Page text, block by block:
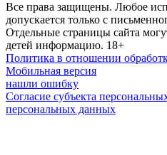
Все права защищены. Любое
допускается только с
Отдельные страницы сайта
детей информацию. 18+
Политика в отношении
Мобильная версия
нашли ошибку
Согласие субъекта
персональных данных